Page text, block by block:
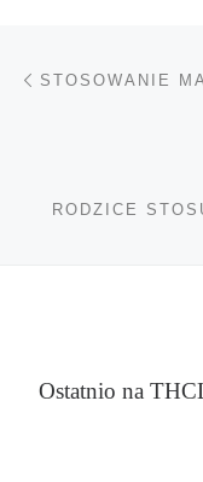
Nawigacja
RODZICE
Ostatnio na